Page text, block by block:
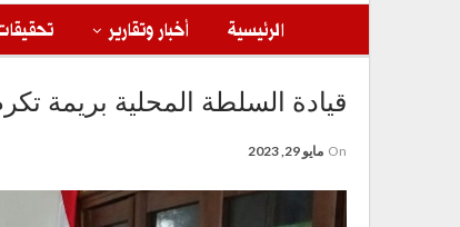
الرئيسية أخبار وتقارير
قيادة السلطة المحلية بريمة
On مايو 29, 2023